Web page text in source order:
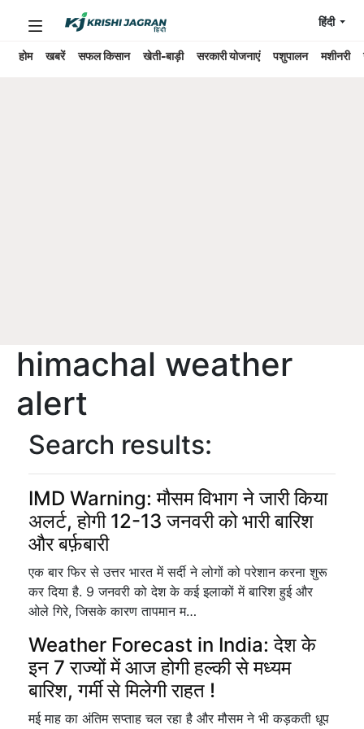
होम खबरें सफल किसान खेती-बाड़ी सरकारी योजनाएं पशुपालन मशीनरी
हिंदी
himachal weather
alert
Search results:
IMD Warning: मौसम विभाग ने जारी किया
अलर्ट, होगी 12-13 जनवरी को भारी बारिश
और बर्फ़बारी
एक बार फिर से उत्तर भारत में सर्दी ने लोगों को परेशान करना शुरू
कर दिया है. 9 जनवरी को देश के कई इलाकों में बारिश हुई और
ओले गिरे, जिसके कारण तापमान म…
Weather Forecast in India: देश के
इन 7 राज्यों में आज होगी हल्की से मध्यम
बारिश, गर्मी से मिलेगी राहत !
मई माह का अंतिम सप्ताह चल रहा है और मौसम ने भी कड़कती धूप